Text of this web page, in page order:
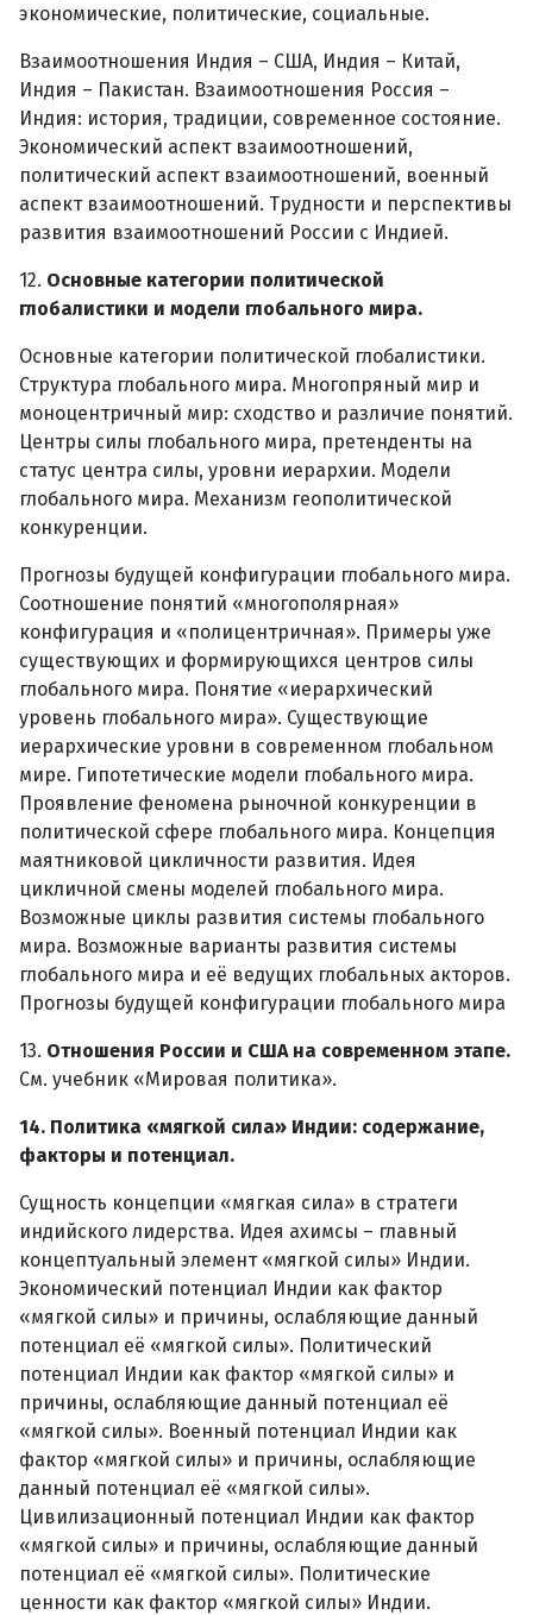
экономические, политические, социальные.
Взаимоотношения Индия – США, Индия – Китай,
Индия – Пакистан. Взаимоотношения Россия –
Индия: история, традиции, современное состояние.
Экономический аспект взаимоотношений,
политический аспект взаимоотношений, военный
аспект взаимоотношений. Трудности и перспективы
развития взаимоотношений России с Индией.
12. Основные категории политической
глобалистики и модели глобального мира.
Основные категории политической глобалистики.
Структура глобального мира. Многопряный мир и
моноцентричный мир: сходство и различие понятий.
Центры силы глобального мира, претенденты на
статус центра силы, уровни иерархии. Модели
глобального мира. Механизм геополитической
конкуренции.
Прогнозы будущей конфигурации глобального мира.
Соотношение понятий «многополярная»
конфигурация и «полицентричная». Примеры уже
существующих и формирующихся центров силы
глобального мира. Понятие «иерархический
уровень глобального мира». Существующие
иерархические уровни в современном глобальном
мире. Гипотетические модели глобального мира.
Проявление феномена рыночной конкуренции в
политической сфере глобального мира. Концепция
маятниковой цикличности развития. Идея
цикличной смены моделей глобального мира.
Возможные циклы развития системы глобального
мира. Возможные варианты развития системы
глобального мира и её ведущих глобальных акторов.
Прогнозы будущей конфигурации глобального мира
13. Отношения России и США на современном этапе.
См. учебник «Мировая политика».
14. Политика «мягкой сила» Индии: содержание,
факторы и потенциал.
Сущность концепции «мягкая сила» в стратеги
индийского лидерства. Идея ахимсы – главный
концептуальный элемент «мягкой силы» Индии.
Экономический потенциал Индии как фактор
«мягкой силы» и причины, ослабляющие данный
потенциал её «мягкой силы». Политический
потенциал Индии как фактор «мягкой силы» и
причины, ослабляющие данный потенциал её
«мягкой силы». Военный потенциал Индии как
фактор «мягкой силы» и причины, ослабляющие
данный потенциал её «мягкой силы».
Цивилизационный потенциал Индии как фактор
«мягкой силы» и причины, ослабляющие данный
потенциал её «мягкой силы». Политические
ценности как фактор «мягкой силы» Индии.